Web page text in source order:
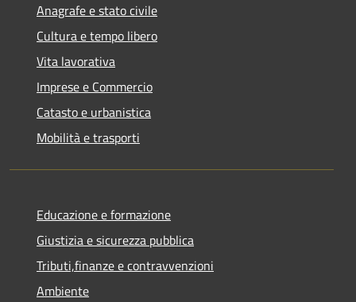
Anagrafe e stato civile
Cultura e tempo libero
Vita lavorativa
Imprese e Commercio
Catasto e urbanistica
Mobilità e trasporti
Educazione e formazione
Giustizia e sicurezza pubblica
Tributi,finanze e contravvenzioni
Ambiente